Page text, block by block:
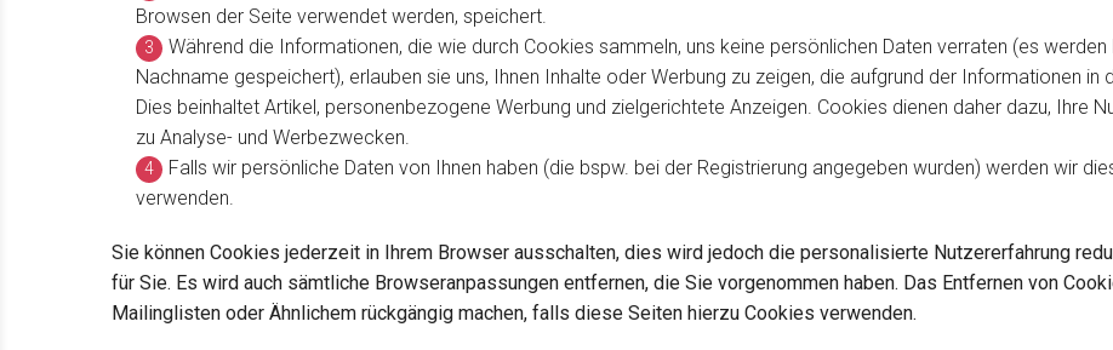
Browsen der Seite verwendet werden, speichert.
Während die Informationen, die wie durch Cookies sammeln, uns keine persönlichen Daten verraten (es
Nachname gespeichert), erlauben sie uns, Ihnen Inhalte oder Werbung zu zeigen, die aufgrund der Informationen
Dies beinhaltet Artikel, personenbezogene Werbung und zielgerichtete Anzeigen. Cookies dienen daher dazu, Ihre
zu Analyse- und Werbezwecken.
Falls wir persönliche Daten von Ihnen haben (die bspw. bei der Registrierung angegeben wurden) werden wir
verwenden.
Sie können Cookies jederzeit in Ihrem Browser ausschalten, dies wird jedoch die personalisierte Nutzererfahrung
für Sie. Es wird auch sämtliche Browseranpassungen entfernen, die Sie vorgenommen haben. Das Entfernen von
Mailinglisten oder Ähnlichem rückgängig machen, falls diese Seiten hierzu Cookies verwenden.